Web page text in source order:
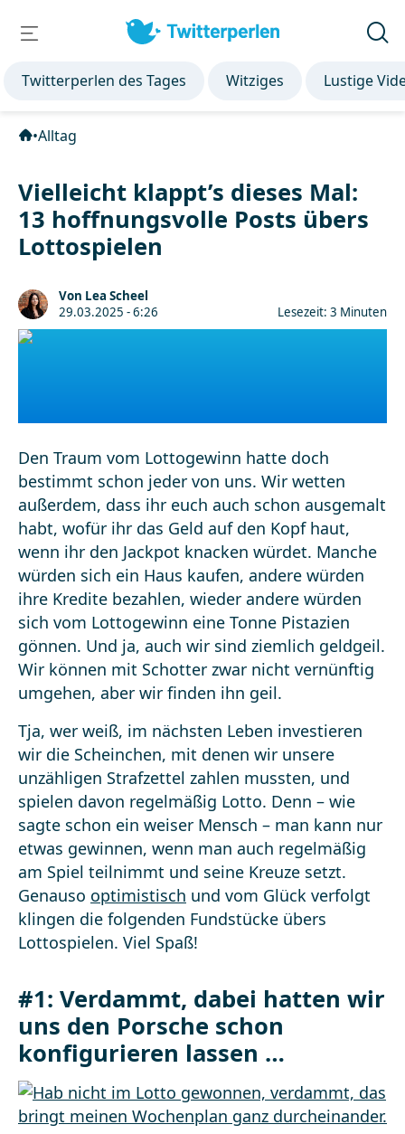
Twitterperlen des Tages Witziges Lustige
•Alltag
Vielleicht klappt’s dieses Mal:
13 hoffnungsvolle Posts übers
Lottospielen
Von Lea Scheel
29.03.2025 - 6:26
Lesezeit: 3 Minuten
Den Traum vom Lottogewinn hatte doch
bestimmt schon jeder von uns. Wir wetten
außerdem, dass ihr euch auch schon ausgemalt
habt, wofür ihr das Geld auf den Kopf haut,
wenn ihr den Jackpot knacken würdet. Manche
würden sich ein Haus kaufen, andere würden
ihre Kredite bezahlen, wieder andere würden
sich vom Lottogewinn eine Tonne Pistazien
gönnen. Und ja, auch wir sind ziemlich geldgeil.
Wir können mit Schotter zwar nicht vernünftig
umgehen, aber wir finden ihn geil.
Tja, wer weiß, im nächsten Leben investieren
wir die Scheinchen, mit denen wir unsere
unzähligen Strafzettel zahlen mussten, und
spielen davon regelmäßig Lotto. Denn – wie
sagte schon ein weiser Mensch – man kann nur
etwas gewinnen, wenn man auch regelmäßig
am Spiel teilnimmt und seine Kreuze setzt.
Genauso optimistisch und vom Glück verfolgt
klingen die folgenden Fundstücke übers
Lottospielen. Viel Spaß!
#1: Verdammt, dabei hatten wir
uns den Porsche schon
konfigurieren lassen …